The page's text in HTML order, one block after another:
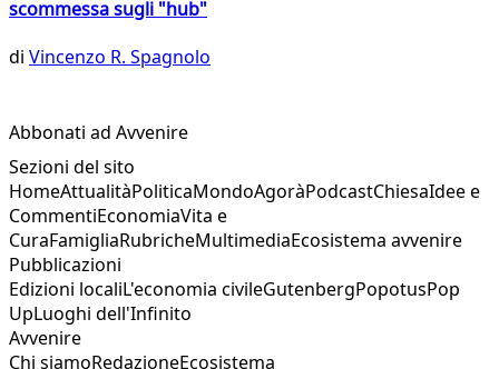
scommessa sugli "hub"
di Vincenzo R. Spagnolo
Abbonati ad Avvenire
Sezioni del sito
HomeAttualitàPoliticaMondoAgoràPodcastChiesaIdee e
CommentiEconomiaVita e
CuraFamigliaRubricheMultimediaEcosistema avvenire
Pubblicazioni
Edizioni localiL'economia civileGutenbergPopotusPop
UpLuoghi dell'Infinito
Avvenire
Chi siamoRedazioneEcosistema